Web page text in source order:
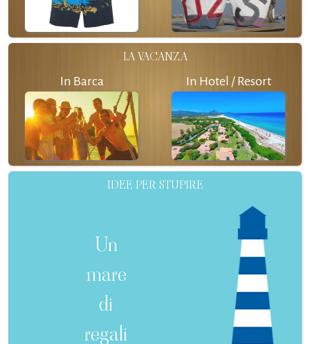
LA VACANZA
In Barca In Hotel / Resort
IDEE PER STUPIRE
Un
mare
di
regali